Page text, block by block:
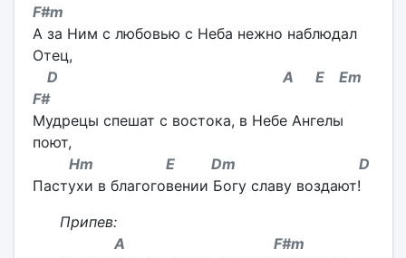
F#m
А за Ним с любовью с Неба нежно наблюдал
Отец,
D A E Em
F#
Мудрецы спешат с востока, в Небе Ангелы
поют,
Hm E Dm D
Пастухи в благоговении Богу славу воздают!
Припев:
A F#m